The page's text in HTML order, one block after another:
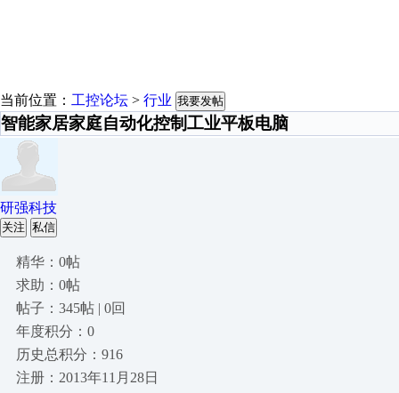
当前位置： 工控论坛 > 行业 我要发帖
智能家居家庭自动化控制工业平板电脑
研强科技
关注 私信
精华：0帖
求助：0帖
帖子：345帖 | 0回
年度积分：0
历史总积分：916
注册：2013年11月28日